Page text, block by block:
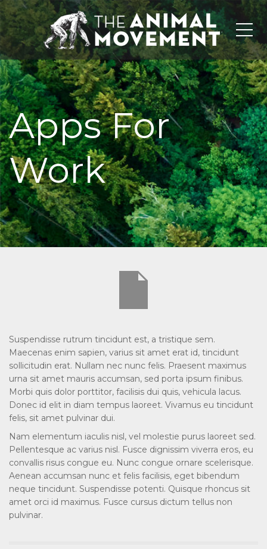
Apps For
Work‎
Suspendisse rutrum tincidunt est, a tristique sem.
Maecenas enim sapien, varius sit amet erat id, tincidunt
sollicitudin erat. Nullam nec nunc felis. Praesent maximus
urna sit amet mauris accumsan, sed porta ipsum finibus.
Morbi quis dolor porttitor, facilisis dui quis, vehicula lacus.
Donec id elit in diam tempus laoreet. Vivamus eu tincidunt
felis, sit amet pulvinar dui.
Nam elementum iaculis nisl, vel molestie purus laoreet sed.
Pellentesque ac varius nisl. Fusce dignissim viverra eros, eu
convallis risus congue eu. Nunc congue ornare scelerisque.
Aenean accumsan nunc et felis facilisis, eget bibendum
neque tincidunt. Suspendisse potenti. Quisque rhoncus sit
amet orci id maximus. Fusce cursus dictum tellus non
pulvinar.